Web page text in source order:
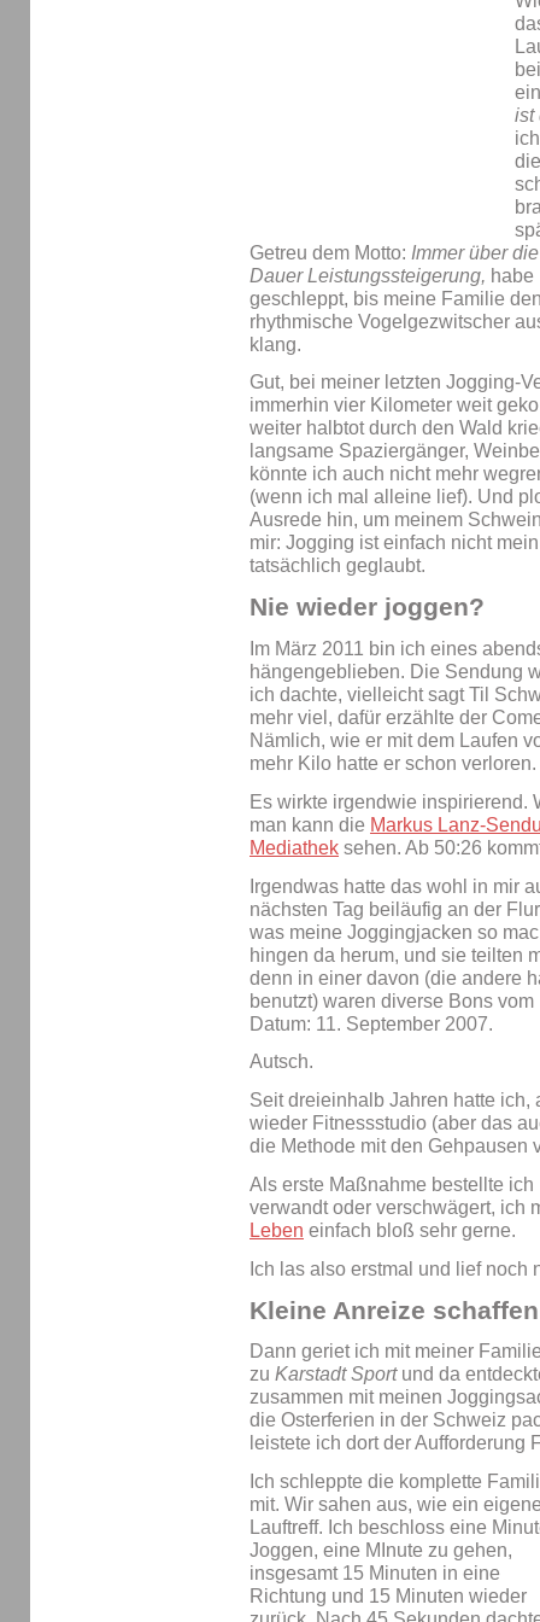
ist
Getreu dem Motto: Immer über
Dauer Leistungssteigerung, habe
geschleppt, bis meine Familie
rhythmische Vogelgezwitscher
klang.
Gut, bei meiner letzten Jogging-
immerhin vier Kilometer weit
weiter halbtot durch den Wald
langsame Spaziergänger,
könnte ich auch nicht mehr
(wenn ich mal alleine lief). Und
Ausrede hin, um meinem
mir: Jogging ist einfach nicht
tatsächlich geglaubt.
Nie wieder joggen?
Im März 2011 bin ich eines
hängengeblieben. Die Sendung
ich dachte, vielleicht sagt Til
mehr viel, dafür erzählte der
Nämlich, wie er mit dem Laufen
mehr Kilo hatte er schon verloren.
Es wirkte irgendwie inspirierend.
man kann die Markus Lanz-
Mediathek sehen. Ab 50:26
Irgendwas hatte das wohl in mir
nächsten Tag beiläufig an der
was meine Joggingjacken so
hingen da herum, und sie teilten
denn in einer davon (die andere
benutzt) waren diverse Bons
Datum: 11. September 2007.
Autsch.
Seit dreieinhalb Jahren hatte
wieder Fitnessstudio (aber das
die Methode mit den Gehpausen
Als erste Maßnahme bestellte
verwandt oder verschwägert, ich
Leben einfach bloß sehr gerne.
Ich las also erstmal und lief noch
Kleine Anreize
Dann geriet ich mit meiner
zu Karstadt Sport und da
zusammen mit meinen
die Osterferien in der Schweiz
leistete ich dort der Aufforderung
Ich schleppte die komplette
mit. Wir sahen aus, wie ein
Lauftreff. Ich beschloss eine
Joggen, eine MInute zu gehen,
insgesamt 15 Minuten in eine
Richtung und 15 Minuten wieder